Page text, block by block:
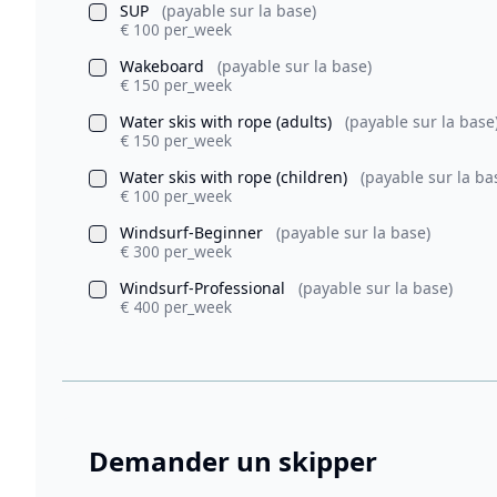
SUP
(payable sur la base)
€ 100 per_week
Wakeboard
(payable sur la base)
€ 150 per_week
Water skis with rope (adults)
(payable sur la
€ 150 per_week
Water skis with rope (children)
(payable sur la
€ 100 per_week
Windsurf-Beginner
(payable sur la base)
€ 300 per_week
Windsurf-Professional
(payable sur la base)
€ 400 per_week
Demander un skipper